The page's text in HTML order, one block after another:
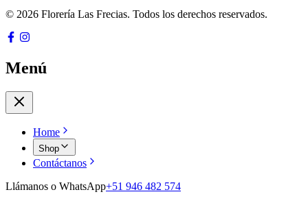
© 2026 Florería Las Frecias. Todos los derechos reservados.
Menú
Home
Shop
Contáctanos
Llámanos o WhatsApp+51 946 482 574